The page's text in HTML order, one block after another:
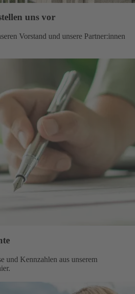
uns vor
Vorstand und unsere Partner:innen
und Kennzahlen aus unserem